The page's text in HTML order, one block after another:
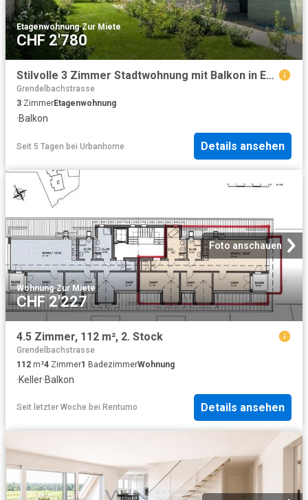
Etagenwohnung·Zur Miete
CHF 2'780
Stilvolle 3 Zimmer Stadtwohnung mit Balkon in Effretikon mieten
Grendelbachstrasse
3 ZimmerEtagenwohnung
·Balkon
Seit 5 Tagen bei Urbanhome Details ansehen
Foto anschauen
Wohnung·Zur Miete
CHF 2'227
4.5 Zimmer, 112 m², 2. Stock
Grendelbachstrasse
112 m²4 Zimmer1 BadezimmerWohnung
·Keller·Balkon
Seit letzter Woche bei Rentumo Details ansehen